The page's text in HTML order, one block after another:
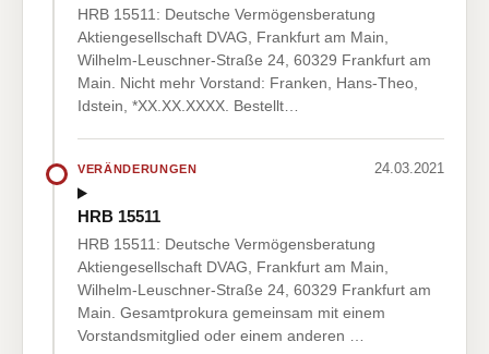
HRB 15511: Deutsche Vermögensberatung
Aktiengesellschaft DVAG, Frankfurt am Main,
Wilhelm-Leuschner-Straße 24, 60329 Frankfurt am
Main. Nicht mehr Vorstand: Franken, Hans-Theo,
Idstein, *XX.XX.XXXX. Bestellt…
VERÄNDERUNGEN 24.03.2021
HRB 15511
HRB 15511: Deutsche Vermögensberatung
Aktiengesellschaft DVAG, Frankfurt am Main,
Wilhelm-Leuschner-Straße 24, 60329 Frankfurt am
Main. Gesamtprokura gemeinsam mit einem
Vorstandsmitglied oder einem anderen …